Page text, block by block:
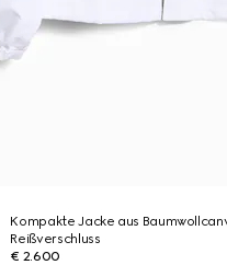
Kompakte Jacke aus
Reißverschluss
€ 2.600